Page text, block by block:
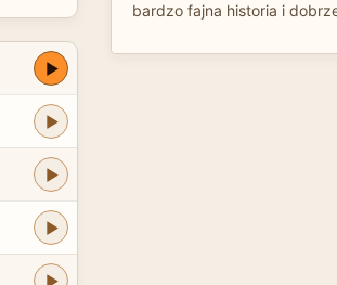
bardzo fajna historia i